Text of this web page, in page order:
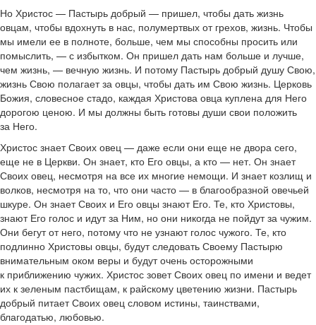
Но Христос — Пастырь добрый — пришел, чтобы дать жизнь
овцам, чтобы вдохнуть в нас, полумертвых от грехов, жизнь. Чтобы
мы имели ее в полноте, больше, чем мы способны просить или
помыслить, — с избытком. Он пришел дать нам больше и лучше,
чем жизнь, — вечную жизнь. И потому Пастырь добрый душу Свою,
жизнь Свою полагает за овцы, чтобы дать им Свою жизнь. Церковь
Божия, словесное стадо, каждая Христова овца куплена для Него
дорогою ценою. И мы должны быть готовы души свои положить
за Него.
Христос знает Своих овец — даже если они еще не двора сего,
еще не в Церкви. Он знает, кто Его овцы, а кто — нет. Он знает
Своих овец, несмотря на все их многие немощи. И знает козлищ и
волков, несмотря на то, что они часто — в благообразной овечьей
шкуре. Он знает Своих и Его овцы знают Его. Те, кто Христовы,
знают Его голос и идут за Ним, но они никогда не пойдут за чужим.
Они бегут от него, потому что не узнают голос чужого. Те, кто
подлинно Христовы овцы, будут следовать Своему Пастырю
внимательным оком веры и будут очень осторожными
к приближению чужих. Христос зовет Своих овец по имени и ведет
их к зеленым пастбищам, к райскому цветению жизни. Пастырь
добрый питает Своих овец словом истины, таинствами,
благодатью, любовью.